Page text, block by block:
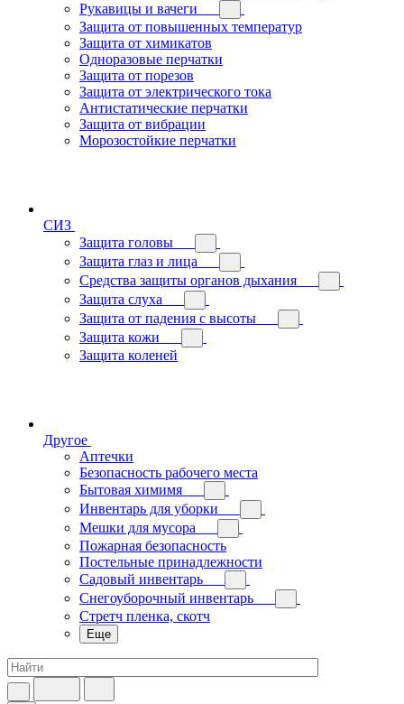
Рукавицы и вачеги
Защита от повышенных температур
Защита от химикатов
Одноразовые перчатки
Защита от порезов
Защита от электрического тока
Антистатические перчатки
Защита от вибрации
Морозостойкие перчатки
СИЗ
Защита головы
Защита глаз и лица
Средства защиты органов дыхания
Защита слуха
Защита от падения с высоты
Защита кожи
Защита коленей
Другое
Аптечки
Безопасность рабочего места
Бытовая химимя
Инвентарь для уборки
Мешки для мусора
Пожарная безопасность
Постельные принадлежности
Садовый инвентарь
Снегоуборочный инвентарь
Стретч пленка, скотч
Еще